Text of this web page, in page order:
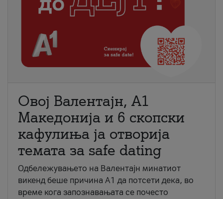
Овој Валентајн, A1
Македонија и 6 скопски
кафулиња ја отворија
темата за safe dating
Одбележувањето на Валентајн минатиот
викенд беше причина А1 да потсети дека, во
време кога запознавањата се почесто